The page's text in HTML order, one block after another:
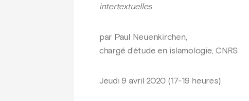
intertextuelles
par Paul Neuenkirchen,
chargé d’étude en islamologie, CNRS
Jeudi 9 avril 2020 (17-19 heures)